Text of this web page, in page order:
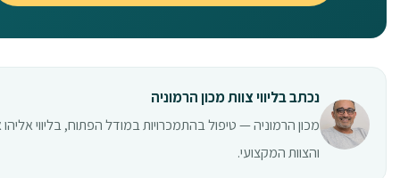
נכתב בליווי צוות מכון הרמוניה
מכון הרמוניה — טיפול בהתמכרויות במודל הפתוח, בליווי
והצוות המקצועי.